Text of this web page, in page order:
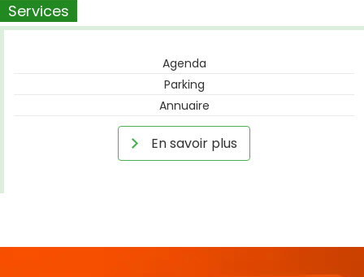
Services
Agenda
Parking
Annuaire
En savoir plus